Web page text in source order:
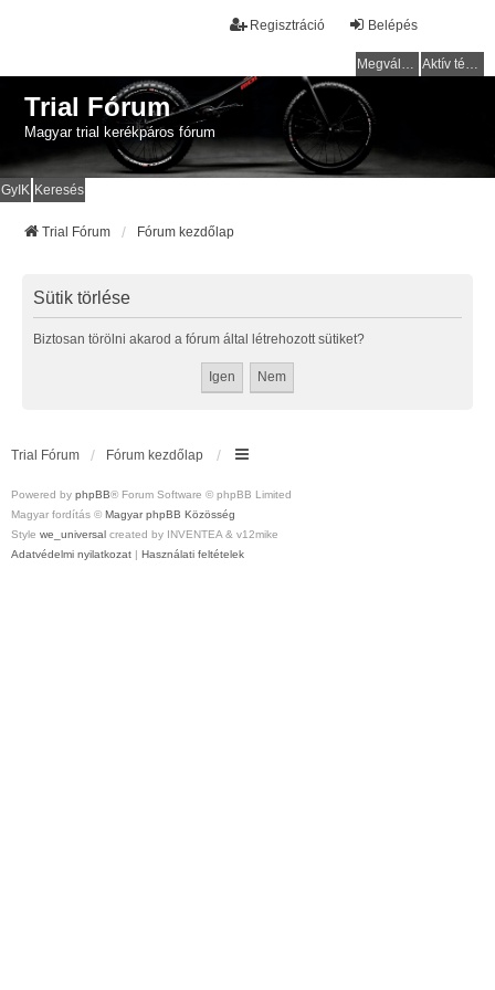
Belépés
Regisztráció
Megválaszolatlan témák Aktív témák
Trial Fórum
Magyar trial kerékpáros fórum
GyIK Keresés
Trial Fórum Fórum kezdőlap
Sütik törlése
Biztosan törölni akarod a fórum által létrehozott sütiket?
Trial Fórum Fórum kezdőlap
Powered by phpBB® Forum Software © phpBB Limited
Magyar fordítás © Magyar phpBB Közösség
Style we_universal created by INVENTEA & v12mike
Adatvédelmi nyilatkozat | Használati feltételek